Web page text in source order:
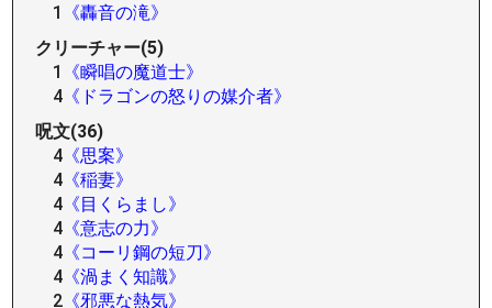
1
《轟音の滝》
クリーチャー(5)
1
《瞬唱の魔道士》
4 《ドラゴンの怒りの媒介者》
呪文(36)
4 《思案》
4 《稲妻》
4 《目くらまし》
4 《意志の力》
4 《コーリ鋼の短刀》
4 《渦まく知識》
2 《邪悪な熱気》